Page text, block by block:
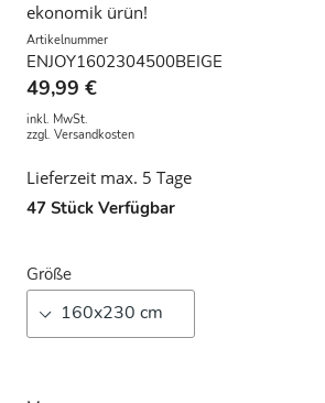
ekonomik ürün!
Artikelnummer
ENJOY1602304500BEIGE
49,99 €
inkl. MwSt.
zzgl. Versandkosten
Lieferzeit max. 5 Tage
47 Stück Verfügbar
Größe